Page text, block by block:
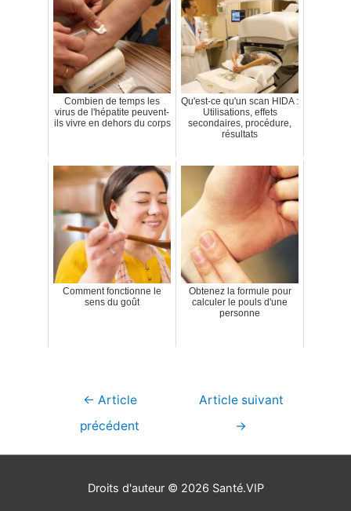
Combien de temps les
virus de l'hépatite peuvent-
ils vivre en dehors du corps
Qu'est-ce qu'un scan HIDA :
Utilisations, effets
secondaires, procédure,
résultats
Comment fonctionne le
sens du goût
Obtenez la formule pour
calculer le pouls d'une
personne
Navigation
← Article
précédent
Article suivant
→
Droits d'auteur © 2026 Santé.VIP